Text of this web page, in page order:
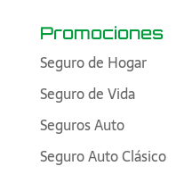
Promociones
Seguro de Hogar
Seguro de Vida
Seguros Auto
Seguro Auto Clásico